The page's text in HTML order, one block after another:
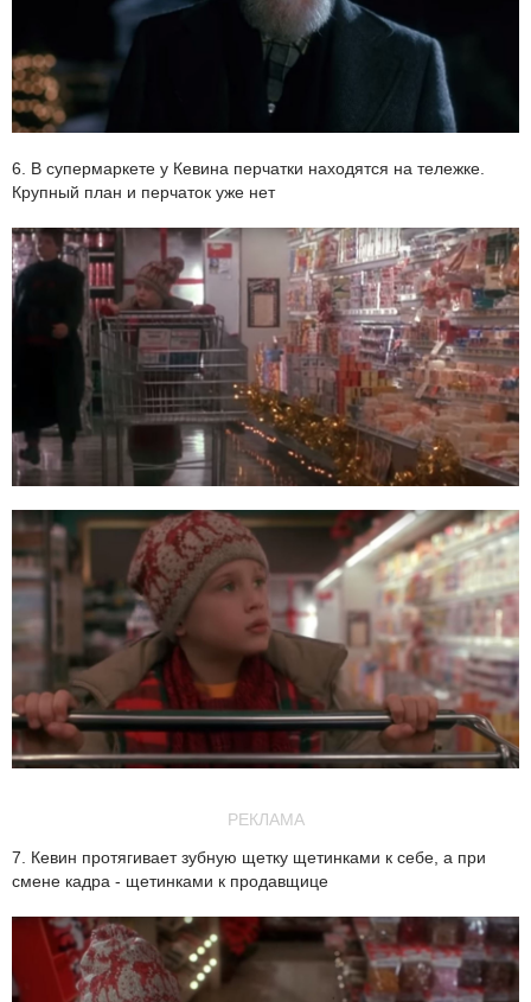
6. В супермаркете у Кевина перчатки находятся на тележке.
Крупный план и перчаток уже нет
РЕКЛАМА
7. Кевин протягивает зубную щетку щетинками к себе, а при
смене кадра - щетинками к продавщице